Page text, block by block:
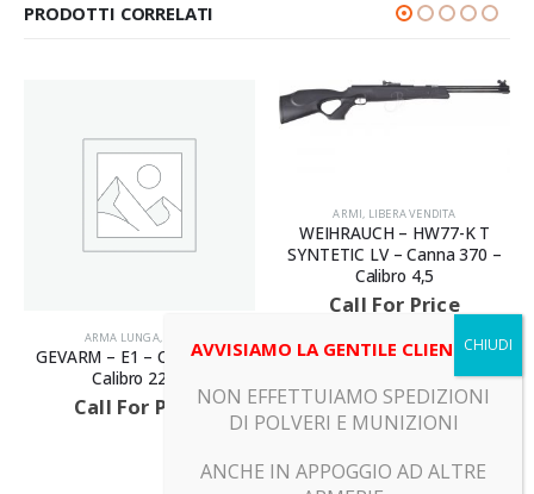
PRODOTTI CORRELATI
ARMA LUNGA,
GEVARM – E1 – Canna 49 –
Calibro 22LR
Call For Price
ARMI, LIBERA VENDITA
WEIHRAUCH – HW77-K T
SYNTETIC LV – Canna 370 –
Calibro 4,5
Call For Price
AVVISIAMO LA GENTILE CLIENTELA
NON EFFETTUIAMO SPEDIZIONI
DI POLVERI E MUNIZIONI
ANCHE IN APPOGGIO AD ALTRE